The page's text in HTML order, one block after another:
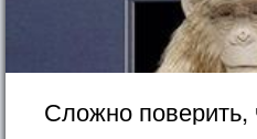
Сложно поверить,